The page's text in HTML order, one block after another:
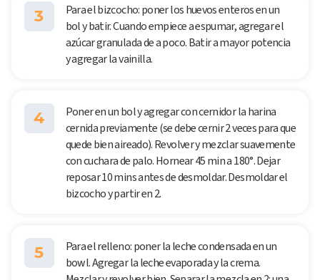
3
Para el bizcocho: poner los huevos enteros en un
bol y batir. Cuando empiece a espumar, agregar el
azúcar granulada de a poco. Batir a mayor potencia
y agregar la vainilla.
4
Poner en un bol y agregar con cernidor la harina
cernida previamente (se debe cernir 2 veces para que
quede bien aireado). Revolver y mezclar suavemente
con cuchara de palo. Hornear 45 min a 180°. Dejar
reposar 10 mins antes de desmoldar. Desmoldar el
bizcocho y partir en 2.
5
Para el relleno: poner la leche condensada en un
bowl. Agregar la leche evaporada y la crema.